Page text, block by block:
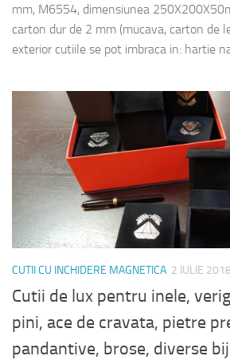
mm, M6554, dimensiunea
carton dur de 2 mm (mucava, carton de
exterior cutiile se pot imbraca in: hartie
CUTII CU INCHIDERE MAGNETICA 2 IULIE 2018
Cutii de lux pentru inele,
pini, ace de cravata, pietre
pandantive, brose, diverse